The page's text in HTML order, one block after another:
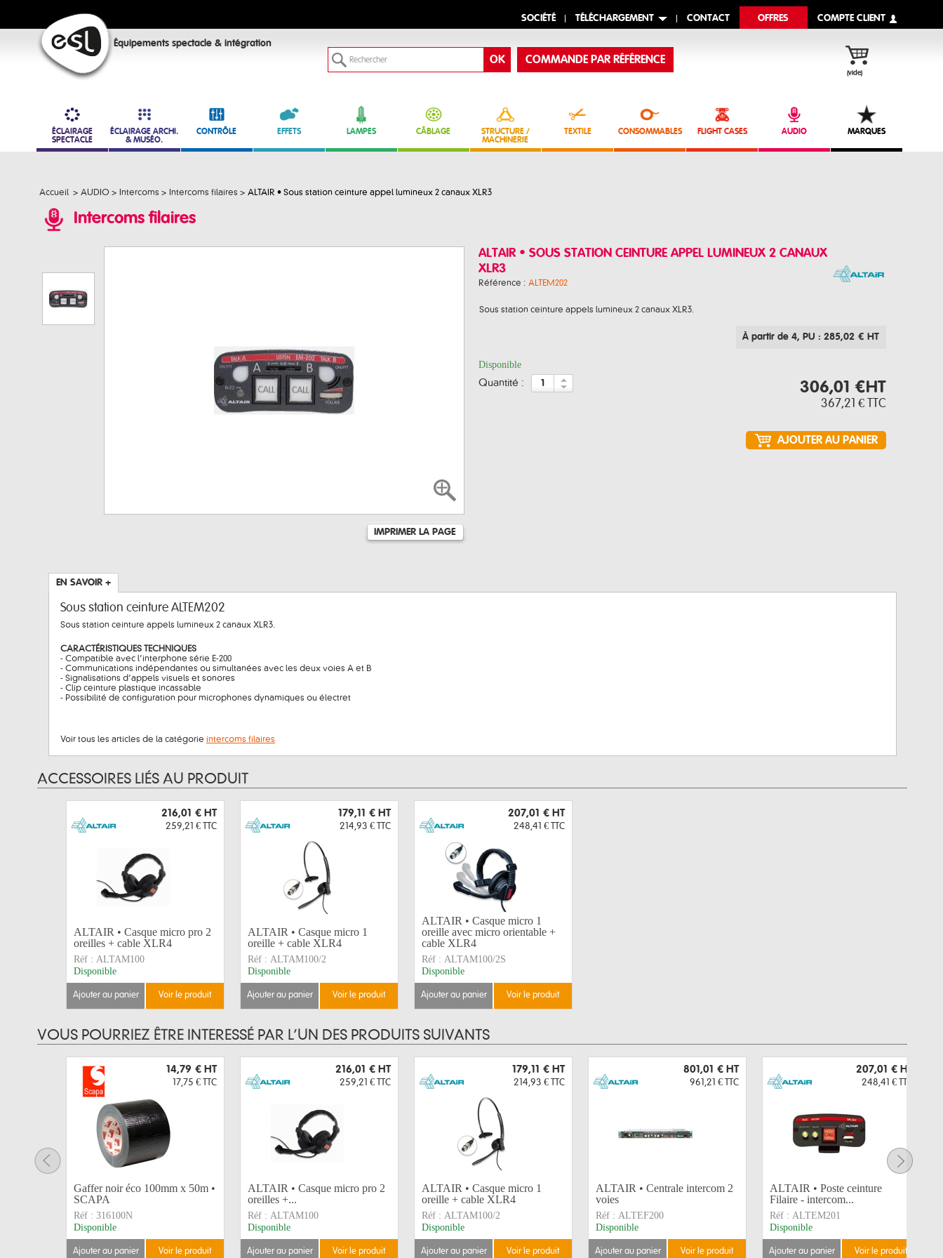
SOCIÉTÉ TÉLÉCHARGEMENT CONTACT OFFRES COMPTE CLIENT
Équipements spectacle & intégration
(vide)
COMMANDE PAR RÉFÉRENCE
ÉCLAIRAGE
SPECTACLE
ÉCLAIRAGE ARCHI.
& MUSÉO.
CONTRÔLE EFFETS LAMPES CÂBLAGE
STRUCTURE /
MACHINERIE
TEXTILE CONSOMMABLES FLIGHT CASES AUDIO MARQUES
Accueil > AUDIO > Intercoms > Intercoms filaires > ALTAIR • Sous station ceinture appel lumineux 2 canaux XLR3
Intercoms filaires
IMPRIMER LA PAGE
ALTAIR • SOUS STATION CEINTURE APPEL LUMINEUX 2 CANAUX
XLR3
Référence : ALTEM202
Sous station ceinture appels lumineux 2 canaux XLR3.
À partir de 4, PU : 285,02 € HT
Disponible
quantité : 306,01 €HT
367,21 € TTC
EN SAVOIR +
Sous station ceinture ALTEM202
Sous station ceinture appels lumineux 2 canaux XLR3.
CARACTÉRISTIQUES TECHNIQUES
- Compatible avec l’interphone série E-200
- Communications indépendantes ou simultanées avec les deux voies A et B
- Signalisations d’appels visuels et sonores
- Clip ceinture plastique incassable
- Possibilité de configuration pour microphones dynamiques ou électret
Voir tous les articles de la catégorie intercoms filaires
ACCESSOIRES LIÉS AU PRODUIT
216,01 € HT
259,21 € TTC
ALTAIR • Casque micro pro 2
oreilles + cable XLR4
Réf : ALTAM100
Disponible
ajouter au panier voir le produit
179,11 € HT
214,93 € TTC
ALTAIR • Casque micro 1
oreille + cable XLR4
Réf : ALTAM100/2
Disponible
ajouter au panier voir le produit
207,01 € HT
248,41 € TTC
ALTAIR • Casque micro 1
oreille avec micro orientable +
cable XLR4
Réf : ALTAM100/2S
Disponible
ajouter au panier voir le produit
VOUS POURRIEZ ÊTRE INTERESSÉ PAR L’UN DES PRODUITS SUIVANTS
14,79 € HT
17,75 € TTC
Gaffer noir éco 100mm x 50m •
SCAPA
Réf : 316100N
Disponible
ajouter au panier voir le produit
216,01 € HT
259,21 € TTC
ALTAIR • Casque micro pro 2
oreilles +...
Réf : ALTAM100
Disponible
ajouter au panier voir le produit
179,11 € HT
214,93 € TTC
ALTAIR • Casque micro 1
oreille + cable XLR4
Réf : ALTAM100/2
Disponible
ajouter au panier voir le produit
801,01 € HT
961,21 € TTC
ALTAIR • Centrale intercom 2
voies
Réf : ALTEF200
Disponible
ajouter au panier voir le produit
207,01 € HT
248,41 € TTC
ALTAIR • Poste ceinture
Filaire - intercom...
Réf : ALTEM201
Disponible
ajouter au panier voir le produit